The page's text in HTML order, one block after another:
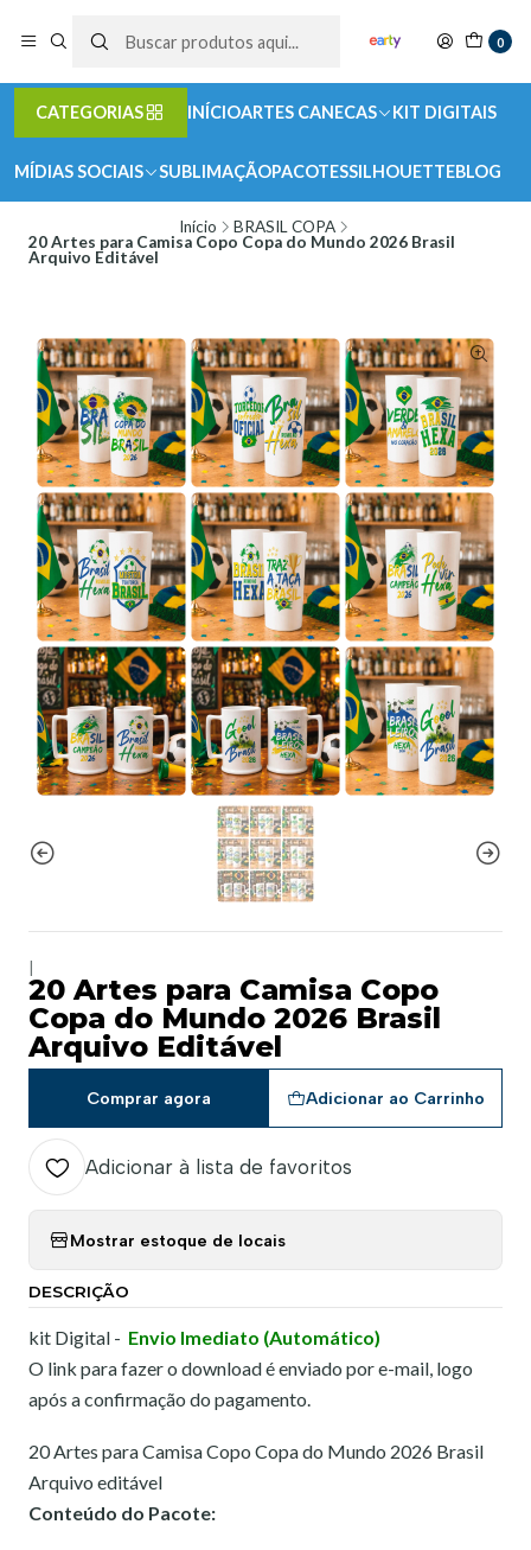
0
CATEGORIAS INÍCIOARTES CANECAS KIT DIGITAIS
MÍDIAS SOCIAIS SUBLIMAÇÃOPACOTESSILHOUETTEBLOG
Início
BRASIL COPA
20 Artes para Camisa Copo Copa do Mundo 2026 Brasil
Arquivo Editável
20 Artes para Camisa Copo
Copa do Mundo 2026 Brasil
Arquivo Editável
Adicionar ao Carrinho
Comprar agora
Adicionar à lista de favoritos
Mostrar estoque de locais
DESCRIÇÃO
kit Digital - Envio Imediato (Automático)
O link para fazer o download é enviado por e-mail, logo
após a confirmação do pagamento.
20 Artes para Camisa Copo Copa do Mundo 2026 Brasil
Arquivo editável
Conteúdo do Pacote: